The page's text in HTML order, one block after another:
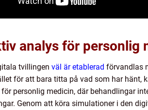
analys för personlig
tvillingen väl är etablerad förvandlas
för att bara titta på vad som har hänt,
personlig medicin, där behandlingar
Genom att köra simulationer i den